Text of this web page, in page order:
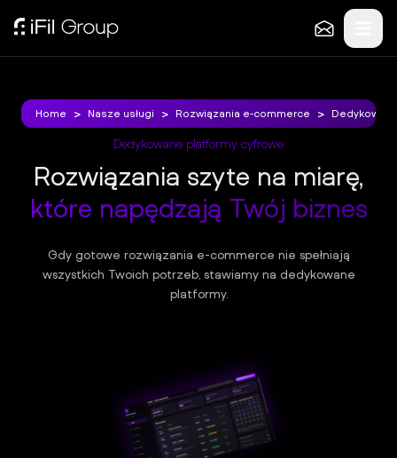
KONTAKT
515
516
el
Home > Nasze usługi > Rozwiązania e-commerce >
Home > Nasze usługi > Rozwiązania e-commerce >
Dedykowane platformy cyfrowe
Rozwiązania szyte na miarę,
które napędzają Twój biznes
Gdy gotowe rozwiązania e-commerce nie spełniają
wszystkich Twoich potrzeb, stawiamy na dedykowane
platformy.